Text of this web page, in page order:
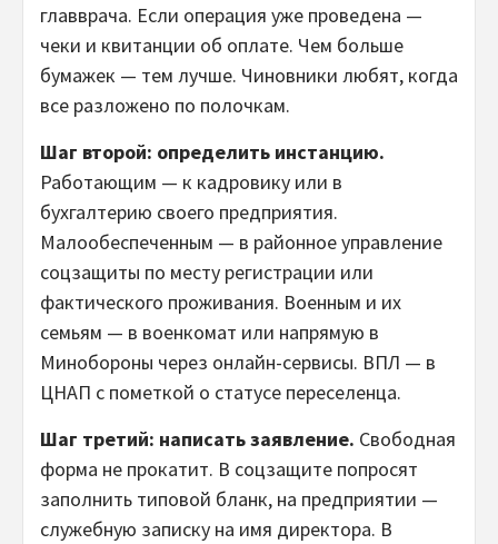
главврача. Если операция уже проведена —
чеки и квитанции об оплате. Чем больше
бумажек — тем лучше. Чиновники любят, когда
все разложено по полочкам.
Шаг второй: определить инстанцию.
Работающим — к кадровику или в
бухгалтерию своего предприятия.
Малообеспеченным — в районное управление
соцзащиты по месту регистрации или
фактического проживания. Военным и их
семьям — в военкомат или напрямую в
Минобороны через онлайн-сервисы. ВПЛ — в
ЦНАП с пометкой о статусе переселенца.
Шаг третий: написать заявление. Свободная
форма не прокатит. В соцзащите попросят
заполнить типовой бланк, на предприятии —
служебную записку на имя директора. В